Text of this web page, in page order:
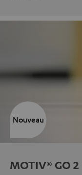
MOTIV® GO 2
Nouveau